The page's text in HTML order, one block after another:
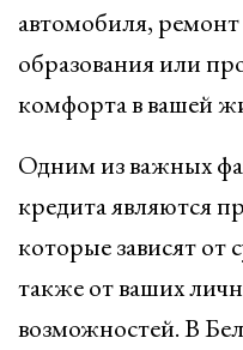
автомобиля,
образования или
комфорта в вашей
Одним из важных
кредита являются
которые зависят от
также от ваших
возможностей. В